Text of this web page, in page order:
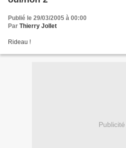
Publié le 29/03/2005 à 00:00
Par Thierry Jollet
Rideau !
Publicité